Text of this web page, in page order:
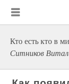
Кто есть кто в
Ситников